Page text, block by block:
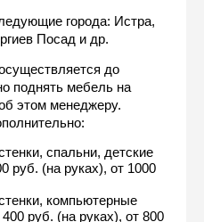
города: Истра,
Посад и др.
до
поднять мебель на
этом менеджеру.
спальни, детские
руб. (на руках), от 1000
компьютерные
руб. (на руках), от 800